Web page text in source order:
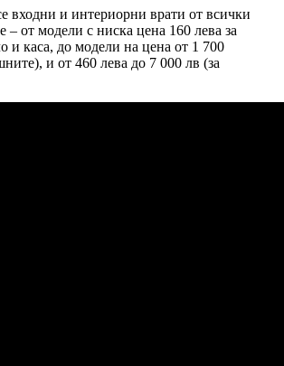
входни и интериорни врати от всички
– от модели с ниска цена 160 лева за
и каса, до модели на цена от 1 700
и от 460 лева до 7 000 лв (за